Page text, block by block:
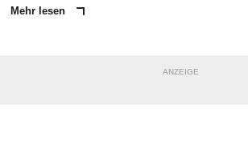
Mehr lesen
ANZEIGE